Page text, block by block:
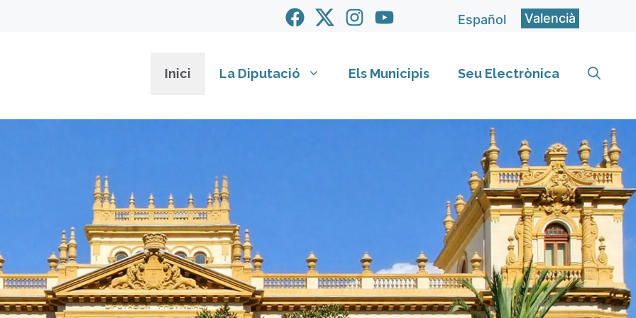
Español Valencià
Inici La Diputació Els Municipis Seu Electrònica